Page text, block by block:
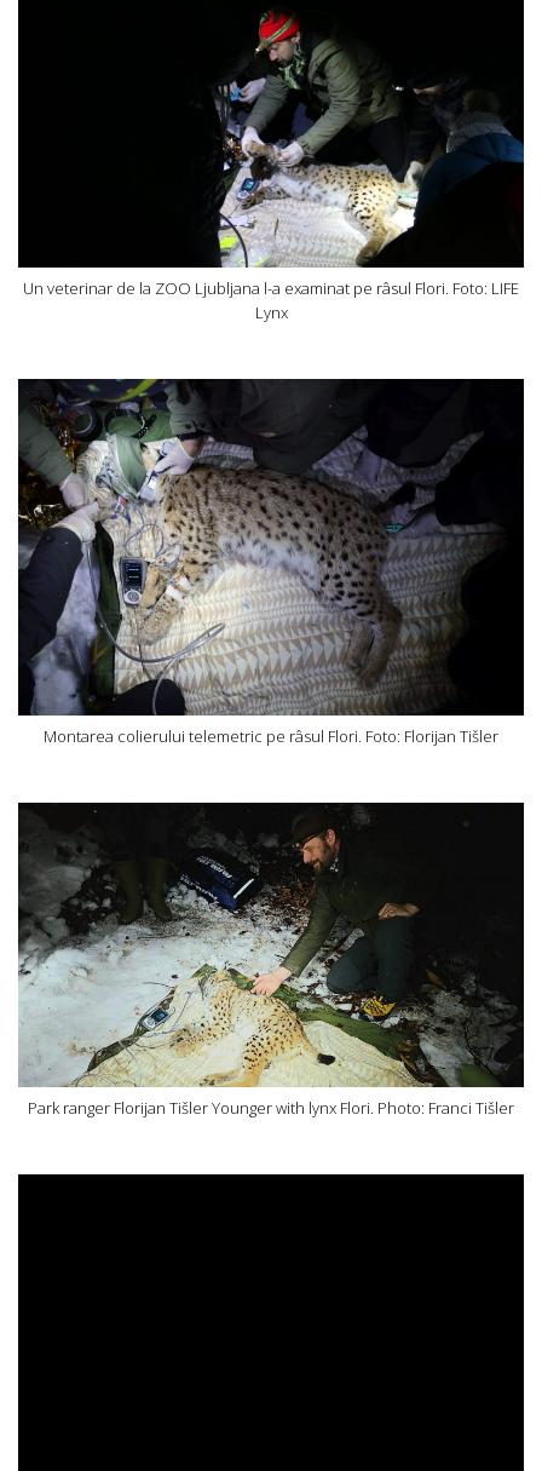
Un veterinar de la ZOO Ljubljana l-a examinat pe râsul Flori. Foto: LIFE
Lynx
Montarea colierului telemetric pe râsul Flori. Foto: Florijan Tišler
Park ranger Florijan Tišler Younger with lynx Flori. Photo: Franci Tišler